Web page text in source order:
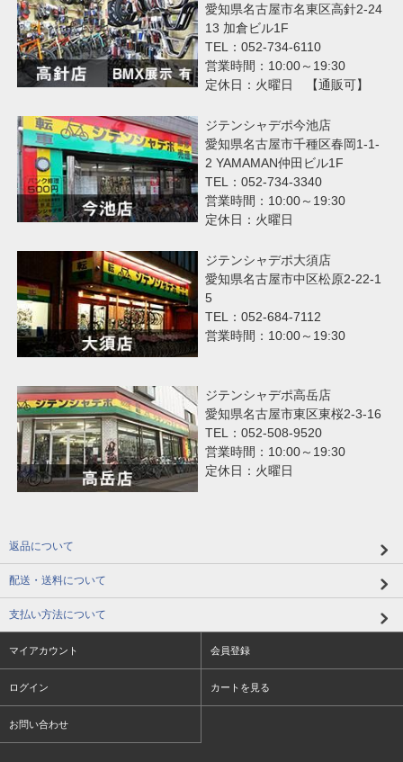
愛知県名古屋市名東区高針2-24
13 加倉ビル1F
TEL：052-734-6110
営業時間：10:00～19:30
定休日：火曜日 【通販可】
ジテンシャデポ今池店
愛知県名古屋市千種区春岡1-1-
2 YAMAMAN仲田ビル1F
TEL：052-734-3340
営業時間：10:00～19:30
定休日：火曜日
ジテンシャデポ大須店
愛知県名古屋市中区松原2-22-1
5
TEL：052-684-7112
営業時間：10:00～19:30
ジテンシャデポ高岳店
愛知県名古屋市東区東桜2-3-16
TEL：052-508-9520
営業時間：10:00～19:30
定休日：火曜日
返品について
配送・送料について
支払い方法について
マイアカウント 会員登録
ログイン カートを見る
お問い合わせ